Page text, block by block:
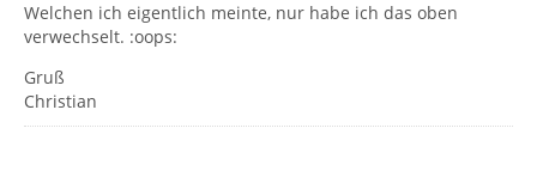
Welchen ich eigentlich meinte, nur habe ich das oben
verwechselt. :oops:
Gruß
Christian